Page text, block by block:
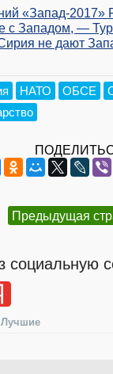
«Запад-2017»
с Западом, —
не дают
НАТО ОБСЕ
Предыдущая
социальную
Лучшие